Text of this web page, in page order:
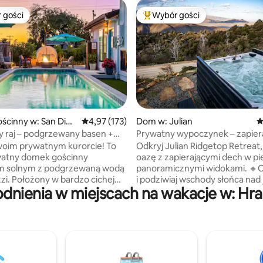
liczba recenzji: 441
z kategorii Wybór gości
gości
w: San Dieg
Średnia ocena: 4,97 na 5, liczba recenzji: 173
4,97 (173)
raj – podgrzewany basen +
+ EV
prywatnym kurorcie! To
domek gościnny
solnym z podgrzewaną wodą
Położony w bardzo cichej
dzielnicy w pięknym San
nad jezioro Murray.
Najpopularniejsze z kategorii
Wybór gości
Dom w: Julian
Prywatny wypoczynek –
dech w piersiach widoki
Odkryj Julian Ridgetop
oazę z zapierającymi dech w
panoramicznymi widokami. 🔸Obudź się
i podziwiaj wschody słońca
Salton 🔸Zrelaksuj się w jacuzzi
rozgwieżdżonym niebem. 🔸Zanurz się
klimatyzacji/ogrzewaniu.
historyczne uroki Julian – sady
w miejscach na wakacje w: